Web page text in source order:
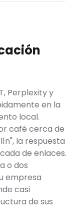
Perplexity y
en la
local.
café cerca de
la respuesta
de enlaces.
o dos
empresa
casi
de sus